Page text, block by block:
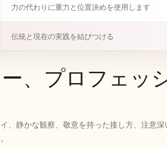
力の代わりに重力と位置決めを使用します
伝統と現在の実践を結びつける
、プロフェッ
、静かな観察、敬意を持った接し方、注意深